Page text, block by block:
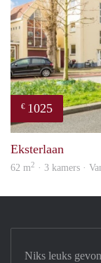
€ 1025
Eksterlaan
62 m2 · 3 kamers ·
Niks leuks